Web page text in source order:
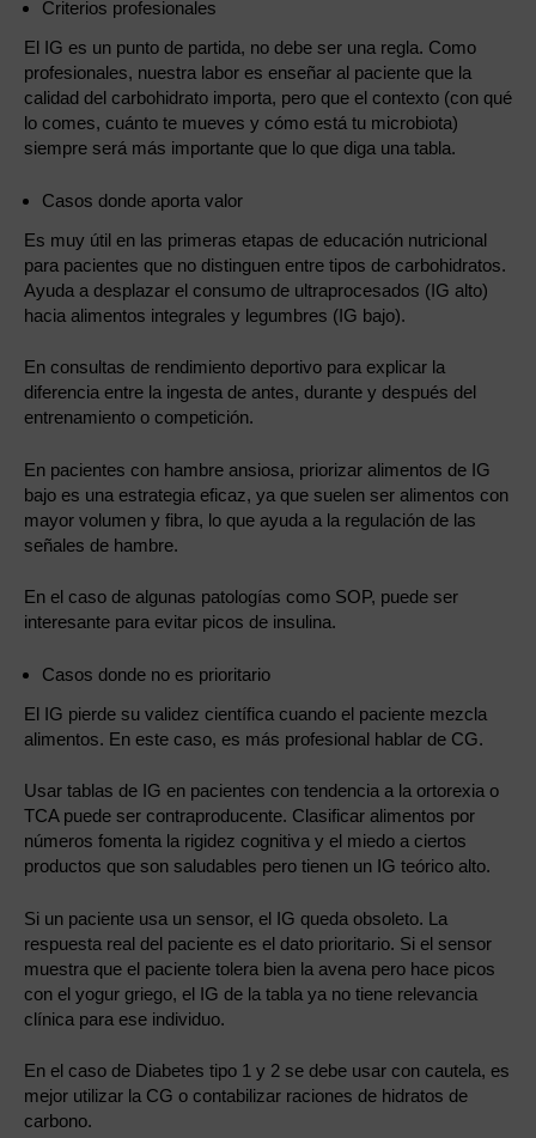
Criterios profesionales
El IG es un punto de partida, no debe ser una regla. Como
profesionales, nuestra labor es enseñar al paciente que la
calidad del carbohidrato importa, pero que el contexto (con qué
lo comes, cuánto te mueves y cómo está tu microbiota)
siempre será más importante que lo que diga una tabla.
Casos donde aporta valor
Es muy útil en las primeras etapas de educación nutricional
para pacientes que no distinguen entre tipos de carbohidratos.
Ayuda a desplazar el consumo de ultraprocesados (IG alto)
hacia alimentos integrales y legumbres (IG bajo).
En consultas de rendimiento deportivo para explicar la
diferencia entre la ingesta de antes, durante y después del
entrenamiento o competición.
En pacientes con hambre ansiosa, priorizar alimentos de IG
bajo es una estrategia eficaz, ya que suelen ser alimentos con
mayor volumen y fibra, lo que ayuda a la regulación de las
señales de hambre.
En el caso de algunas patologías como SOP, puede ser
interesante para evitar picos de insulina.
Casos donde no es prioritario
El IG pierde su validez científica cuando el paciente mezcla
alimentos. En este caso, es más profesional hablar de CG.
Usar tablas de IG en pacientes con tendencia a la ortorexia o
TCA puede ser contraproducente. Clasificar alimentos por
números fomenta la rigidez cognitiva y el miedo a ciertos
productos que son saludables pero tienen un IG teórico alto.
Si un paciente usa un sensor, el IG queda obsoleto. La
respuesta real del paciente es el dato prioritario. Si el sensor
muestra que el paciente tolera bien la avena pero hace picos
con el yogur griego, el IG de la tabla ya no tiene relevancia
clínica para ese individuo.
En el caso de Diabetes tipo 1 y 2 se debe usar con cautela, es
mejor utilizar la CG o contabilizar raciones de hidratos de
carbono.